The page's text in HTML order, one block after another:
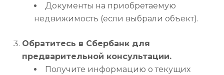
Документы на приобретаемую
недвижимость (если выбрали объект).
Обратитесь в Сбербанк для
предварительной консультации.
Получите информацию о текущих